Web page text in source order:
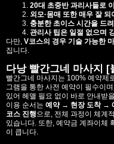
20대 초중반 과리사들로
외모·몸매 또한 매우 잘
충분한 초이스 시간을 드
관리사 팁은 일절 없으며
다만, V코스의 경우 기술 가능한
집니다.
다낭 빨간그네 마사지 [
빨간그네 마사지는 100% 예약제
그램을 통한 사전 예약이 필수이
있어 헤맬 필요 없이 바로 안내받
이용 순서는 예약 → 현장 도착 →
코스 진행으로, 전체 과정이 체계
있습니다. 또한, 예약금 계좌이체
이 큽니다.